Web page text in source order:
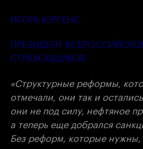
ИГОРЬ ЮРГЕНС
ПРЕЗИДЕНТ
СТРАХОВЩИКОВ
«Структурные реформы,
отмечали, они так и
они не под силу, нефтяное
а теперь еще добрался
Без реформ, которые нужны,